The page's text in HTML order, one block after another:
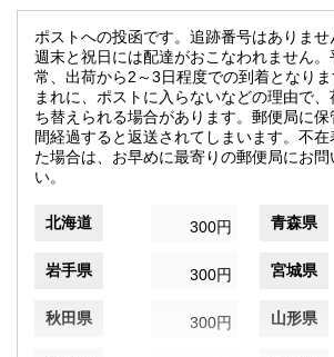
ポストへの投函です。追跡番号はありませ
週末と祝日には配達がおこなわれません。
常、出荷から2～3日程度での到着となりま
まれに、ポストに入らないなどの理由で
ち替えられる場合があります。郵便局に保
間経過すると返送されてしまいます。不
た場合は、お早めに最寄りの郵便局にお問
い。
北海道 300円 青森県
岩手県 300円 宮城県
秋田県 300円 山形県